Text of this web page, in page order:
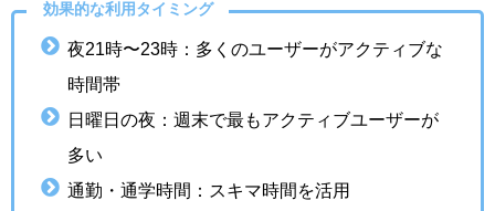
効果的な利用タイミング
夜21時〜23時：多くのユーザーがアクティブな
時間帯
日曜日の夜：週末で最もアクティブユーザーが
多い
通勤・通学時間：スキマ時間を活用